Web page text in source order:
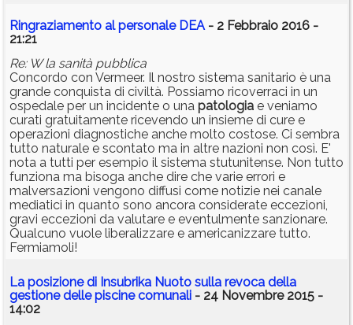
Ringraziamento al personale DEA- 2 Febbraio 2016 -
21:21
Re: W la sanità pubblica
Concordo con Vermeer. Il nostro sistema sanitario è una
grande conquista di civiltà. Possiamo ricoverraci in un
ospedale per un incidente o una patologia e veniamo
curati gratuitamente ricevendo un insieme di cure e
operazioni diagnostiche anche molto costose. Ci sembra
tutto naturale e scontato ma in altre nazioni non così. E'
nota a tutti per esempio il sistema stutunitense. Non tutto
funziona ma bisoga anche dire che varie errori e
malversazioni vengono diffusi come notizie nei canale
mediatici in quanto sono ancora considerate eccezioni,
gravi eccezioni da valutare e eventulmente sanzionare.
Qualcuno vuole liberalizzare e americanizzare tutto.
Fermiamoli!
La posizione di Insubrika Nuoto sulla revoca della
gestione delle piscine comunali - 24 Novembre 2015 -
14:02